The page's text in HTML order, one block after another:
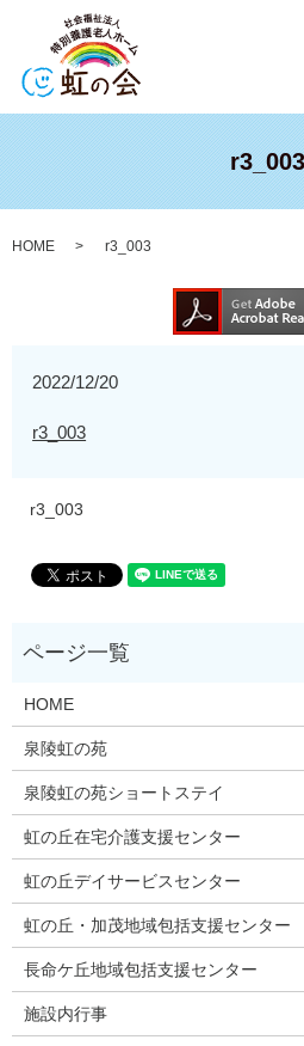
r3_003
HOME r3_003
2022/12/20
r3_003
r3_003
HOME
泉陵虹の苑
泉陵虹の苑ショートステイ
虹の丘在宅介護支援センター
虹の丘デイサービスセンター
虹の丘・加茂地域包括支援センター
長命ケ丘地域包括支援センター
施設内行事